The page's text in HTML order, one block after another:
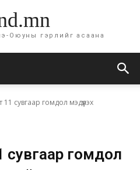
Оюуны гэрлийг асаана
сувгаар гомдол мэдүүлэх
гомдол